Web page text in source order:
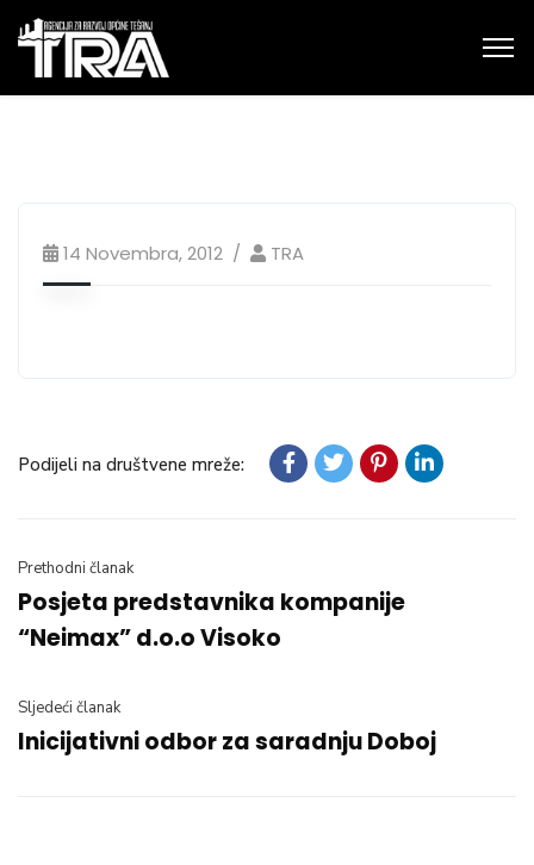
14 Novembra, 2012 TRA
Podijeli na društvene mreže:
Prethodni članak
Posjeta predstavnika kompanije
“Neimax” d.o.o Visoko
Sljedeći članak
Inicijativni odbor za saradnju Doboj